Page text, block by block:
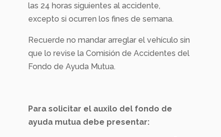
las 24 horas siguientes al accidente,
excepto si ocurren los fines de semana.
Recuerde no mandar arreglar el vehículo sin
que lo revise la Comisión de Accidentes del
Fondo de Ayuda Mutua.
Para solicitar el auxilo del fondo de
ayuda mutua debe presentar: